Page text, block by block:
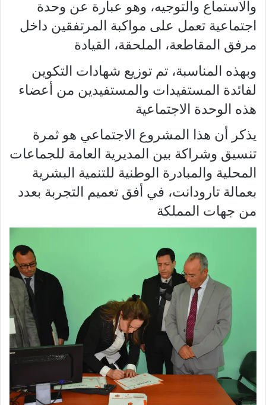
والاستماع والتوجيه، وهو عبارة عن وحدة
اجتماعية تعمل على مواكبة المرتفقين داخل
مرفق المقاطعة، الملحقة، القيادة
وبهذه المناسبة، تم توزيع شهادات التكوين
لفائدة المستفيدات والمستفيدين من أعضاء
هذه الوحدة الاجتماعية
يذكر أن هذا المشروع الاجتماعي هو ثمرة
تنسيق وشراكة بين المديرية العامة للجماعات
المحلية والمبادرة الوطنية للتنمية البشرية
بعمالة تارودانت، في أفق تعميم التجربة بعدد
من جهات المملكة